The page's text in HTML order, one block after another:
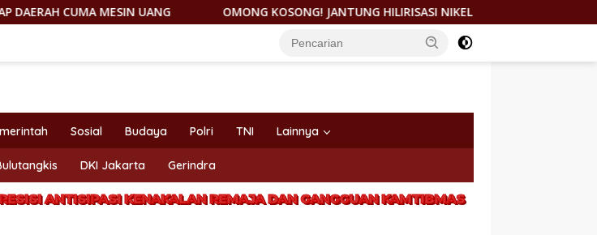
OMONG KOSONG! JANTUNG HILIRISASI NIKEL DICORET, PEMDA MOROWALI GAGAL KAWAL
Sosial Budaya Polri TNI Lainnya
DKI Jakarta Gerindra
ANTISIPASI KENAKALAN REMAJA DAN GANGGUAN KAMTIBMAS